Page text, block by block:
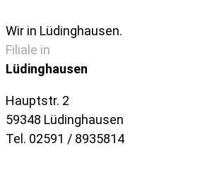
Wir in Lüdinghausen.
Filiale in
Lüdinghausen
Hauptstr. 2
59348 Lüdinghausen
Tel. 02591 / 8935814